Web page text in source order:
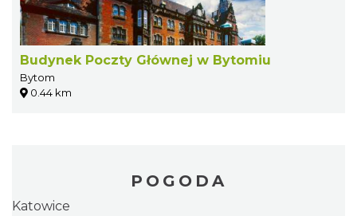
Budynek Poczty Głównej w Bytomiu
Bytom
0.44 km
POGODA
Katowice